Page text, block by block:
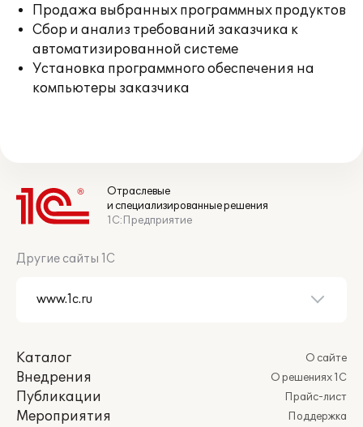
Продажа выбранных программных продуктов
Сбор и анализ требований заказчика к
автоматизированной системе
Установка программного обеспечения на
компьютеры заказчика
Отраслевые
и специализированные решения
1С:Предприятие
Другие сайты 1С
Каталог
Внедрения
Публикации
Мероприятия
О сайте
О решениях 1С
Прайс-лист
Поддержка